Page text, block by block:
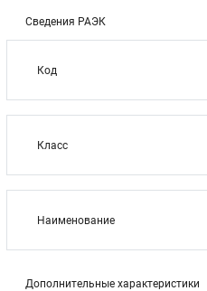
Сведения РАЭК
Код
Класс
Наименование
Дополнительные характеристики